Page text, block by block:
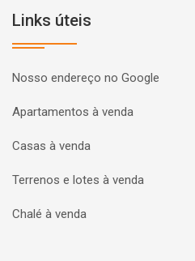
Links úteis
Nosso endereço no Google
Apartamentos à venda
Casas à venda
Terrenos e lotes à venda
Chalé à venda